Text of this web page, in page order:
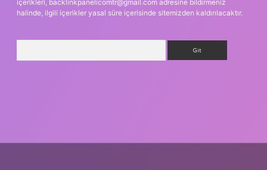
içerikleri, backlinkpanelicomtr@gmail.com adresine bildirmeniz
halinde, ilgili içerikler yasal süre içerisinde sitemizden kaldırılacaktır.